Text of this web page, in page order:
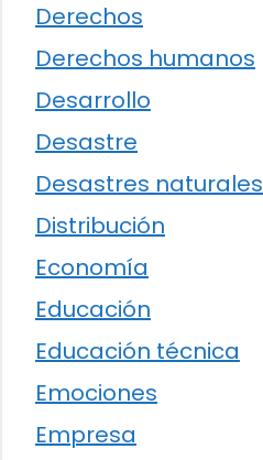
Derechos
Derechos humanos
Desarrollo
Desastre
Desastres naturales
Distribución
Economía
Educación
Educación técnica
Emociones
Empresa